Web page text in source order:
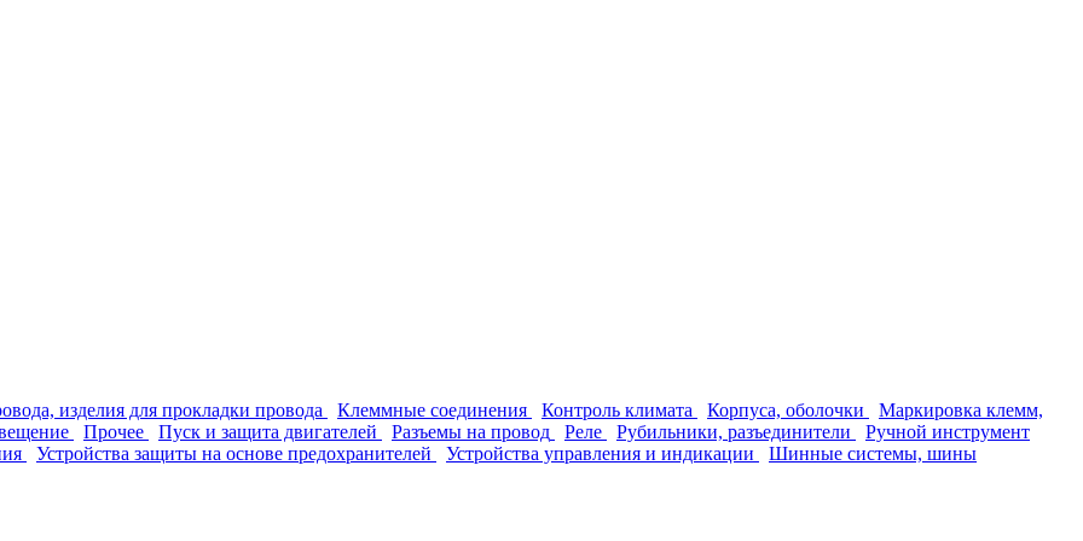
изделия для прокладки провода Клеммные соединения Контроль климата Корпуса, оболочки
Маркировка клемм,
Прочее Пуск и защита двигателей Разъемы на провод Реле Рубильники, разъединители
Ручной инструмент
Устройства защиты на основе предохранителей Устройства управления и индикации
Шинные системы, шины